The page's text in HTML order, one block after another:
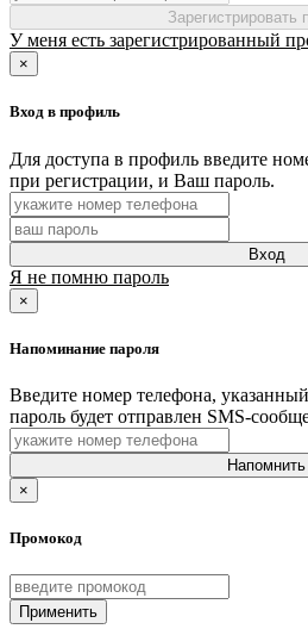
Зарегистрировать
У меня есть зарегистрированный
×
Вход в профиль
Для доступа в профиль введите
при регистрации, и Ваш пароль.
Вход
Я не помню пароль
×
Напоминание пароля
Введите номер телефона,
пароль будет отправлен SMS-
Напомнить
×
Промокод
Применить